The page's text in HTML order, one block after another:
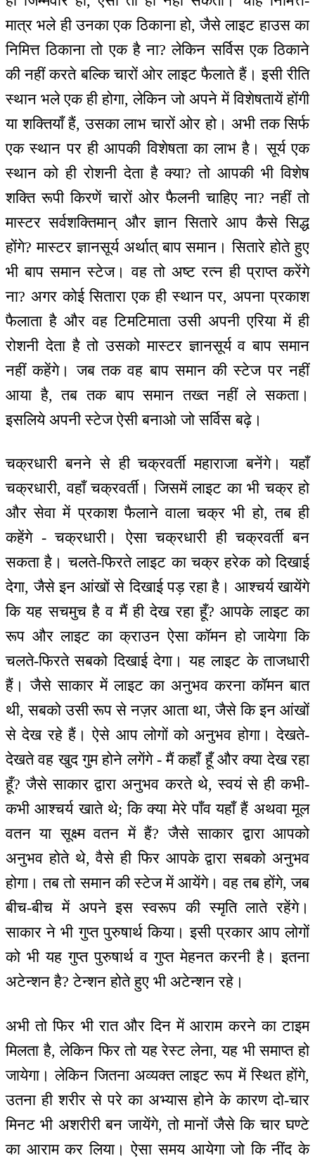
मात्र भले ही उनका एक ठिकाना हो, जैसे लाइट हाउस का
निमित्त ठिकाना तो एक है ना? लेकिन सर्विस एक ठिकाने
की नहीं करते बल्कि चारों ओर लाइट फैलाते हैं। इसी रीति
स्थान भले एक ही होगा, लेकिन जो अपने में विशेषतायें होंगी
या शक्तियाँ हैं, उसका लाभ चारों ओर हो। अभी तक सिर्फ
एक स्थान पर ही आपकी विशेषता का लाभ है। सूर्य एक
स्थान को ही रोशनी देता है क्या? तो आपकी भी विशेष
शक्ति रूपी किरणें चारों ओर फैलनी चाहिए ना? नहीं तो
मास्टर सर्वशक्तिमान् और ज्ञान सितारे आप कैसे सिद्ध
होंगे? मास्टर ज्ञानसूर्य अर्थात् बाप समान। सितारे होते हुए
भी बाप समान स्टेज। वह तो अष्ट रत्न ही प्राप्त करेंगे
ना? अगर कोई सितारा एक ही स्थान पर, अपना प्रकाश
फैलाता है और वह टिमटिमाता उसी अपनी एरिया में ही
रोशनी देता है तो उसको मास्टर ज्ञानसूर्य व बाप समान
नहीं कहेंगे। जब तक वह बाप समान की स्टेज पर नहीं
आया है, तब तक बाप समान तख्त नहीं ले सकता।
इसलिये अपनी स्टेज ऐसी बनाओ जो सर्विस बढ़े।
चक्रधारी बनने से ही चक्रवर्ती महाराजा बनेंगे। यहाँ
चक्रधारी, वहाँ चक्रवर्ती। जिसमें लाइट का भी चक्र हो
और सेवा में प्रकाश फैलाने वाला चक्र भी हो, तब ही
कहेंगे - चक्रधारी। ऐसा चक्रधारी ही चक्रवर्ती बन
सकता है। चलते-फिरते लाइट का चक्र हरेक को दिखाई
देगा, जैसे इन आंखों से दिखाई पड़ रहा है। आश्चर्य खायेंगे
कि यह सचमुच है व मैं ही देख रहा हूँ? आपके लाइट का
रूप और लाइट का क्राउन ऐसा कॉमन हो जायेगा कि
चलते-फिरते सबको दिखाई देगा। यह लाइट के ताजधारी
हैं। जैसे साकार में लाइट का अनुभव करना कॉमन बात
थी, सबको उसी रूप से नज़र आता था, जैसे कि इन आंखों
से देख रहे हैं। ऐसे आप लोगों को अनुभव होगा। देखते-
देखते वह खुद गुम होने लगेंगे - मैं कहाँ हूँ और क्या देख रहा
हूँ? जैसे साकार द्वारा अनुभव करते थे, स्वयं से ही कभी-
कभी आश्चर्य खाते थे; कि क्या मेरे पाँव यहाँ हैं अथवा मूल
वतन या सूक्ष्म वतन में हैं? जैसे साकार द्वारा आपको
अनुभव होते थे, वैसे ही फिर आपके द्वारा सबको अनुभव
होगा। तब तो समान की स्टेज में आयेंगे। वह तब होंगे, जब
बीच-बीच में अपने इस स्वरूप की स्मृति लाते रहेंगे।
साकार ने भी गुप्त पुरुषार्थ किया। इसी प्रकार आप लोगों
को भी यह गुप्त पुरुषार्थ व गुप्त मेहनत करनी है। इतना
अटेन्शन है? टेन्शन होते हुए भी अटेन्शन रहे।
अभी तो फिर भी रात और दिन में आराम करने का टाइम
मिलता है, लेकिन फिर तो यह रेस्ट लेना, यह भी समाप्त हो
जायेगा। लेकिन जितना अव्यक्त लाइट रूप में स्थित होंगे,
उतना ही शरीर से परे का अभ्यास होने के कारण दो-चार
मिनट भी अशरीरी बन जायेंगे, तो मानों जैसे कि चार घण्टे
का आराम कर लिया। ऐसा समय आयेगा जो कि नींद के